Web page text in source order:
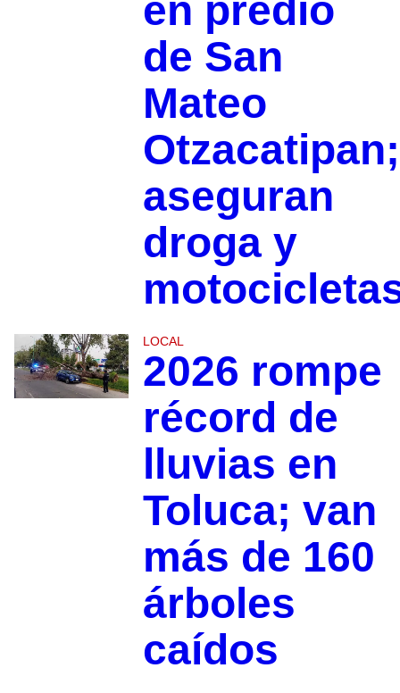
en predio
de San
Mateo
Otzacatipan;
aseguran
droga y
LOCAL
2026 rompe
récord de
lluvias en
Toluca; van
más de 160
árboles
caídos